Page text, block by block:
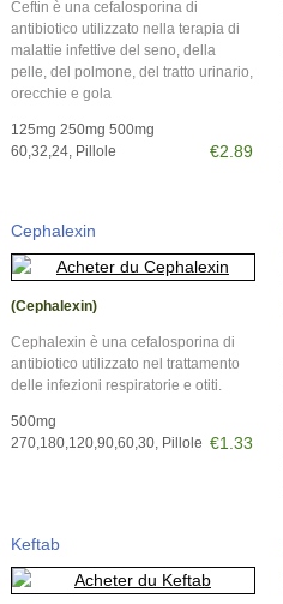
Ceftin è una cefalosporina di
antibiotico utilizzato nella terapia di
malattie infettive del seno, della
pelle, del polmone, del tratto urinario,
orecchie e gola
125mg 250mg 500mg
60,32,24, Pillole
€2.89
Cephalexin
(Cephalexin)
Cephalexin è una cefalosporina di
antibiotico utilizzato nel trattamento
delle infezioni respiratorie e otiti.
500mg
270,180,120,90,60,30, Pillole €1.33
Keftab